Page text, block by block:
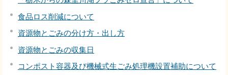
食品ロス削減について
資源物とごみの分け方・出し方
資源物とごみの収集日
コンポスト容器及び機械式生ごみ処理機設置補助について